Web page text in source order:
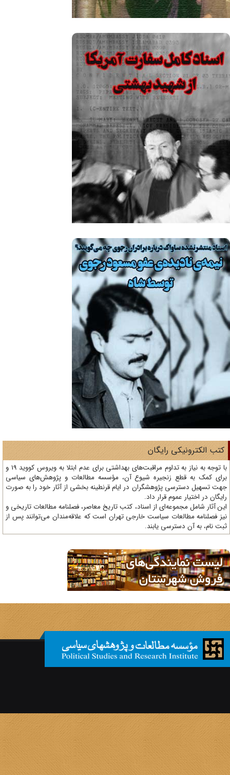
الکترونیکی رایگان
با توجه به نیاز به تداوم مراقبت‌های بهداشتی برای عدم ابتلا به ویروس کووید 19 و
کمک به قطع زنجیره شیوع آن، مؤسسه مطالعات و پژوهش‌های سیاسی
تسهیل دسترسی پژوهشگران در ایام قرنطینه بخشی از آثار خود را به صورت
در اختیار عموم قرار داد.
آثار شامل مجموعه‌ای از اسناد، کتب تاریخ معاصر، فصلنامه‌ مطالعات تاریخی و
فصلنامه مطالعات سیاست خارجی تهران است که علاقه‌مندان می‌توانند پس از
نام، به آن دسترسی یابند.